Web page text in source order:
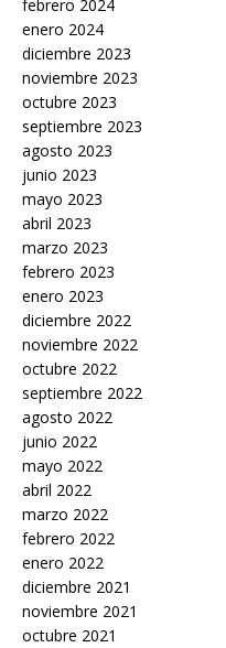
febrero 2024
enero 2024
diciembre 2023
noviembre 2023
octubre 2023
septiembre 2023
agosto 2023
junio 2023
mayo 2023
abril 2023
marzo 2023
febrero 2023
enero 2023
diciembre 2022
noviembre 2022
octubre 2022
septiembre 2022
agosto 2022
junio 2022
mayo 2022
abril 2022
marzo 2022
febrero 2022
enero 2022
diciembre 2021
noviembre 2021
octubre 2021